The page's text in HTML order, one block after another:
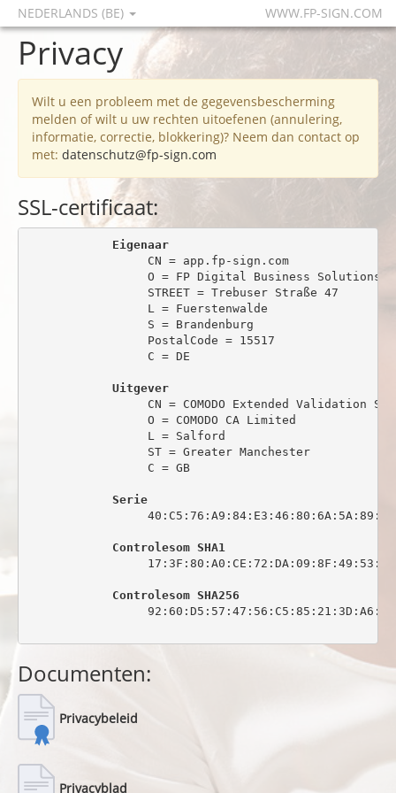
NEDERLANDS (BE) WWW.FP-SIGN.COM
Privacy
Wilt u een probleem met de gegevensbescherming
melden of wilt u uw rechten uitoefenen (annulering,
informatie, correctie, blokkering)? Neem dan contact op
met: datenschutz@fp-sign.com
SSL-certificaat:
Eigenaar
                 CN = app.fp-sign.com
O = FP Digital Business Solutions
                 STREET = Trebuser Straße 47
                 L = Fuerstenwalde
                 S = Brandenburg
                 PostalCode = 15517
                 C = DE
Uitgever
CN = COMODO Extended Validation
                 O = COMODO CA Limited
                 L = Salford
                 ST = Greater Manchester
                 C = GB
Serie
Controlesom SHA1
Controlesom SHA256
Documenten:
Privacybeleid
Privacyblad